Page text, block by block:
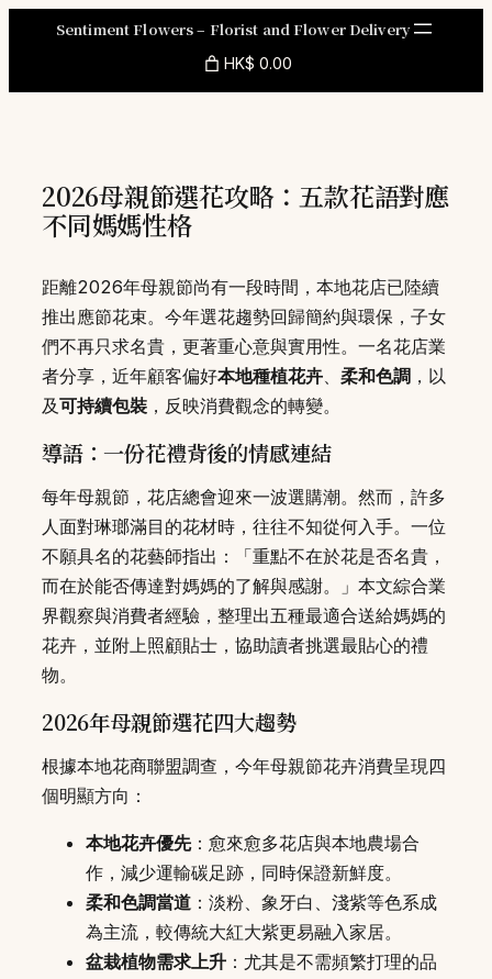
Sentiment Flowers – Florist and Flower Delivery
HK$ 0.00
2026母親節選花攻略：五款花語對應
不同媽媽性格
距離2026年母親節尚有一段時間，本地花店已陸續
推出應節花束。今年選花趨勢回歸簡約與環保，子女
們不再只求名貴，更著重心意與實用性。一名花店業
者分享，近年顧客偏好本地種植花卉、 柔和色調 ，以
及可持續包裝 ，反映消費觀念的轉變。
導語：一份花禮背後的情感連結
每年母親節，花店總會迎來一波選購潮。然而，許多
人面對琳瑯滿目的花材時，往往不知從何入手。一位
不願具名的花藝師指出：「重點不在於花是否名貴，
而在於能否傳達對媽媽的了解與感謝。」本文綜合業
界觀察與消費者經驗，整理出五種最適合送給媽媽的
花卉，並附上照顧貼士，協助讀者挑選最貼心的禮
物。
2026年母親節選花四大趨勢
根據本地花商聯盟調查，今年母親節花卉消費呈現四
個明顯方向：
本地花卉優先：愈來愈多花店與本地農場合
作，減少運輸碳足跡，同時保證新鮮度。
柔和色調當道 ：淡粉、象牙白、淺紫等色系成
為主流，較傳統大紅大紫更易融入家居。
盆栽植物需求上升 ：尤其是不需頻繁打理的品